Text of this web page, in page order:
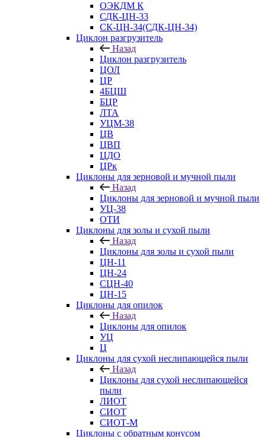
ОЭКДМ К
СДК-ЦН-33
СК-ЦН-34(СДК-ЦН-34)
Циклон разгрузитель
Назад
Циклон разгрузитель
ЦОЛ
ЦР
4БЦШ
БЦР
ЛТА
УЦМ-38
ЦВ
ЦВП
ЦДО
ЦРк
Циклоны для зерновой и мучной пыли
Назад
Циклоны для зерновой и мучной пыли
УЦ-38
ОТИ
Циклоны для золы и сухой пыли
Назад
Циклоны для золы и сухой пыли
ЦН-11
ЦН-24
СЦН-40
ЦН-15
Циклоны для опилок
Назад
Циклоны для опилок
УЦ
Ц
Циклоны для сухой неслипающейся пыли
Назад
Циклоны для сухой неслипающейся
пыли
ЛИОТ
СИОТ
СИОТ-М
Циклоны с обратным конусом